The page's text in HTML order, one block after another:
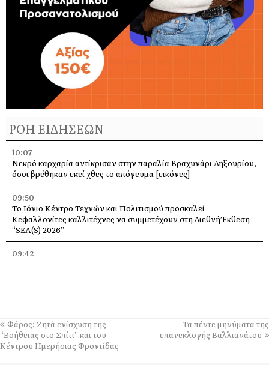
ΡΟΗ ΕΙΔΗΣΕΩΝ
10:07
Νεκρό καρχαρία αντίκρισαν στην παραλία Βραχυνάρι Ληξουρίου,
όσοι βρέθηκαν εκεί χθες το απόγευμα [εικόνες]
09:50
Το Ιόνιο Κέντρο Τεχνών και Πολιτισμού προσκαλεί
Κεφαλλονίτες καλλιτέχνες να συμμετέχουν στη Διεθνή Έκθεση
“SEA(S) 2026”
09:42
Στο Ληξούρι αναβάλλεται η «Βαρκαρόλα». Νέα ημερομηνία 17
Δήμαρχο Γιώργο Κατσιβέλη για την απώλεια της αδελφής του
Μαρίας
08:51
Φάρος: Ζητά ενίσχυση της
“Βοήθειας στο Σπίτι” και του
Κέντρου Ημερήσιας Φροντίδας
Τα πέντε μηνύματα της
επανεκλογής Βαλλιανάτου